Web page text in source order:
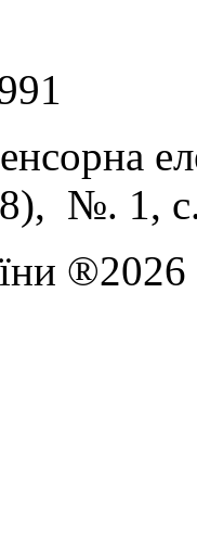
(8), №. 1,
®2026